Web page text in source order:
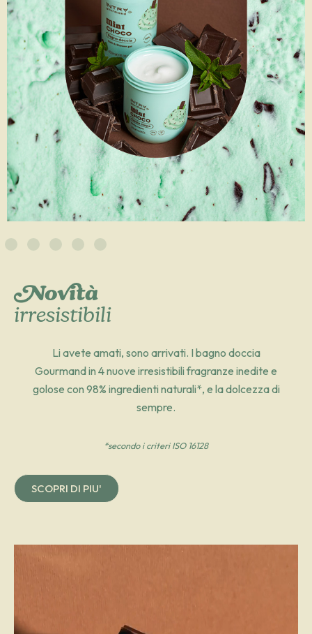
Novità
irresistibili
Li avete amati, sono arrivati. I bagno doccia
Gourmand in 4 nuove irresistibili fragranze inedite e
golose con 98% ingredienti naturali*, e la dolcezza di
sempre.
*secondo i criteri ISO 16128
SCOPRI DI PIU'